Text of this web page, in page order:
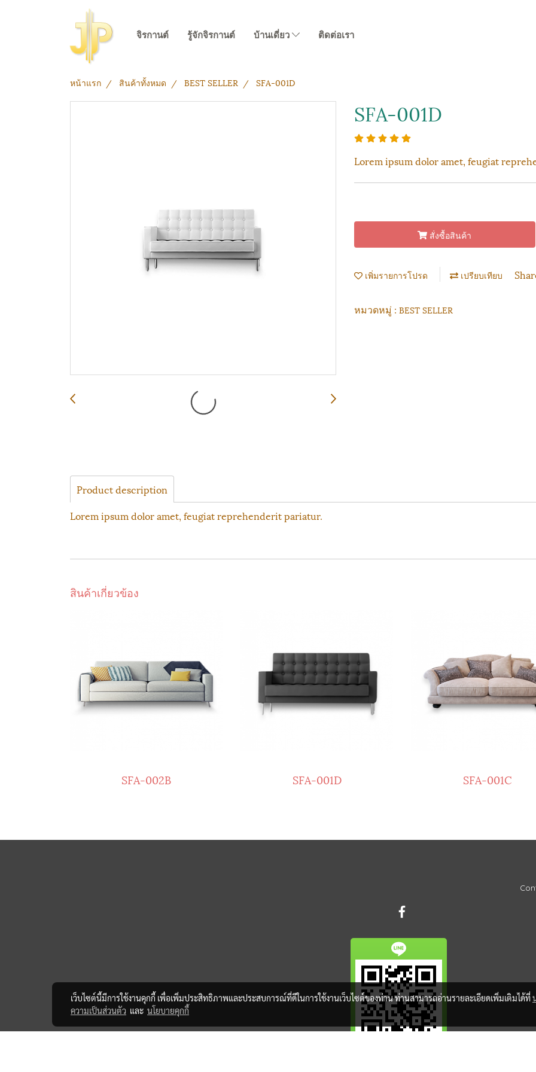
จิรกานต์ รู้จักจิรกานต์ บ้านเดี่ยว ติดต่อเรา
หน้าแรก สินค้าทั้งหมด BEST SELLER SFA-001D
SFA-001D
Lorem ipsum dolor amet, feugiat
สั่งซื้อสินค้า
เพิ่มรายการโปรด เปรียบเทียบ
หมวดหมู่ : BEST SELLER
Product description
Lorem ipsum dolor amet, feugiat reprehenderit pariatur.
สินค้าเกี่ยวข้อง
SFA-002B SFA-001D SFA-001C
เว็บไซต์นี้มีการใช้งานคุกกี้ เพื่อเพิ่มประสิทธิภาพและประสบการณ์ที่ดีในการใช้งานเว็บไซต์ของท่าน ท่านสามารถอ่านรายละเอียดเพิ่มเติมได้ที่
ความเป็นส่วนตัว และ นโยบายคุกกี้